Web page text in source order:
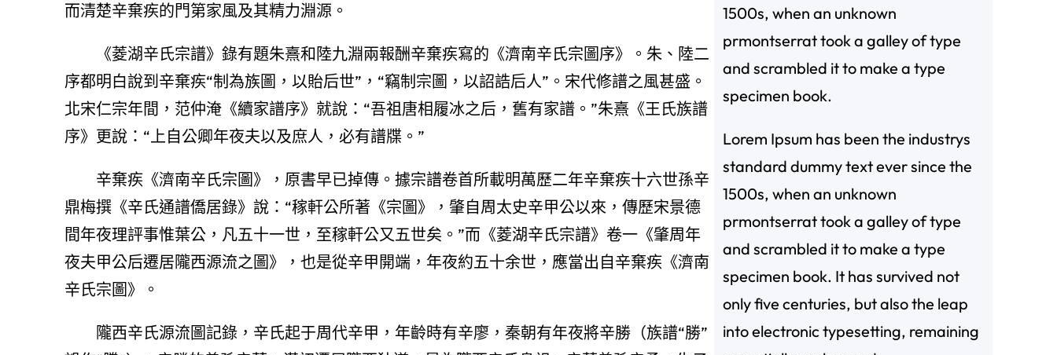
而清楚辛棄疾的門第家風及其精力淵源。
《菱湖辛氏宗譜》錄有題朱熹和陸九淵兩報酬辛棄疾寫的《濟南辛氏宗圖序》。朱、陸二
序都明白說到辛棄疾“制為族圖，以貽后世”，“竊制宗圖，以詔誥后人”。宋代修譜之風甚盛。
北宋仁宗年間，范仲淹《續家譜序》就說：“吾祖唐相履冰之后，舊有家譜。”朱熹《王氏族譜
序》更說：“上自公卿年夜夫以及庶人，必有譜牒。”
辛棄疾《濟南辛氏宗圖》，原書早已掉傳。據宗譜卷首所載明萬歷二年辛棄疾十六世孫辛
鼎梅撰《辛氏通譜僑居錄》說：“稼軒公所著《宗圖》，肇自周太史辛甲公以來，傳歷宋景德
間年夜理評事惟葉公，凡五十一世，至稼軒公又五世矣。”而《菱湖辛氏宗譜》卷一《肇周年
夜夫甲公后遷居隴西源流之圖》，也是從辛甲開端，年夜約五十余世，應當出自辛棄疾《濟南
辛氏宗圖》。
隴西辛氏源流圖記錄，辛氏起于周代辛甲，年齡時有辛廖，秦朝有年夜將辛勝（族譜“勝”
1500s, when an unknown
prmontserrat took a galley of type
and scrambled it to make a type
specimen book.
Lorem Ipsum has been the industrys
standard dummy text ever since the
1500s, when an unknown
prmontserrat took a galley of type
and scrambled it to make a type
specimen book. It has survived not
only five centuries, but also the leap
into electronic typesetting, remaining